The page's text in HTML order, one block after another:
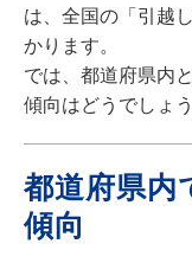
は、全国の「引越
かります。
では、都道府県内
傾向はどうでしょう
都道府県内
傾向